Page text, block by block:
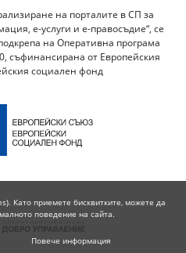
на порталите в СП за
е-услуги и е-правосъдие“, се
на Оперативна програма
съфинансирана от Европейския
социален фонд
Като приемете бисквитките, можете да
поведение на сайта.
Повече информация